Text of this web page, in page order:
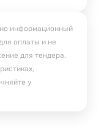
информационный
оплаты и не
для тендера.
у